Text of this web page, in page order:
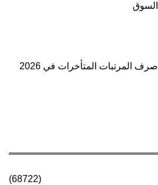
السوق
صرف المرتبات المتأخرات في 2026
(68722)